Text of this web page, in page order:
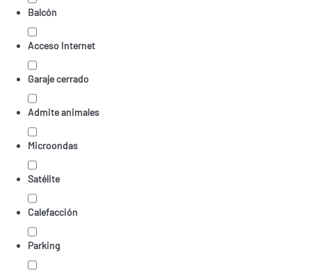
Balcón
Acceso Internet
Garaje cerrado
Admite animales
Microondas
Satélite
Calefacción
Parking